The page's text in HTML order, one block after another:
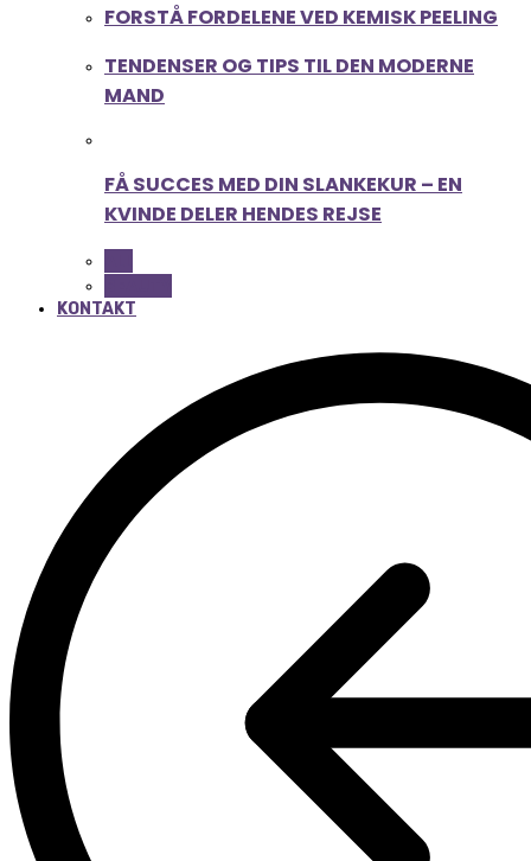
FORSTÅ FORDELENE VED KEMISK PEELING
TENDENSER OG TIPS TIL DEN MODERNE
MAND
FÅ SUCCES MED DIN SLANKEKUR – EN
KVINDE DELER HENDES REJSE
KONTAKT